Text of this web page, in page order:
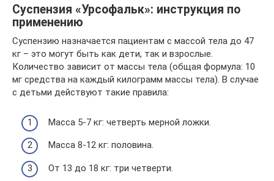
Суспензия «Урсофальк»: инструкция по
применению
Суспензию назначается пациентам с массой тела до 47
кг – это могут быть как дети, так и взрослые.
Количество зависит от массы тела (общая формула: 10
мг средства на каждый килограмм массы тела). В случае
с детьми действуют такие правила:
Масса 5-7 кг: четверть мерной ложки.
Масса 8-12 кг: половина.
От 13 до 18 кг: три четверти.